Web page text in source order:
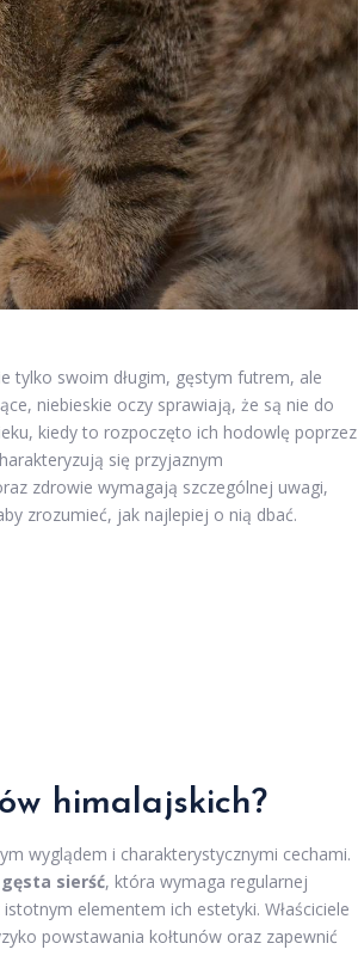
tylko swoim długim, gęstym futrem, ale
niebieskie oczy sprawiają, że są nie do
kiedy to rozpoczęto ich hodowlę poprzez
się przyjaznym
zdrowie wymagają szczególnej uwagi,
zrozumieć, jak najlepiej o nią dbać.
himalajskich?
wyglądem i charakterystycznymi cechami.
gęsta sierść, która wymaga regularnej
elementem ich estetyki. Właściciele
powstawania kołtunów oraz zapewnić